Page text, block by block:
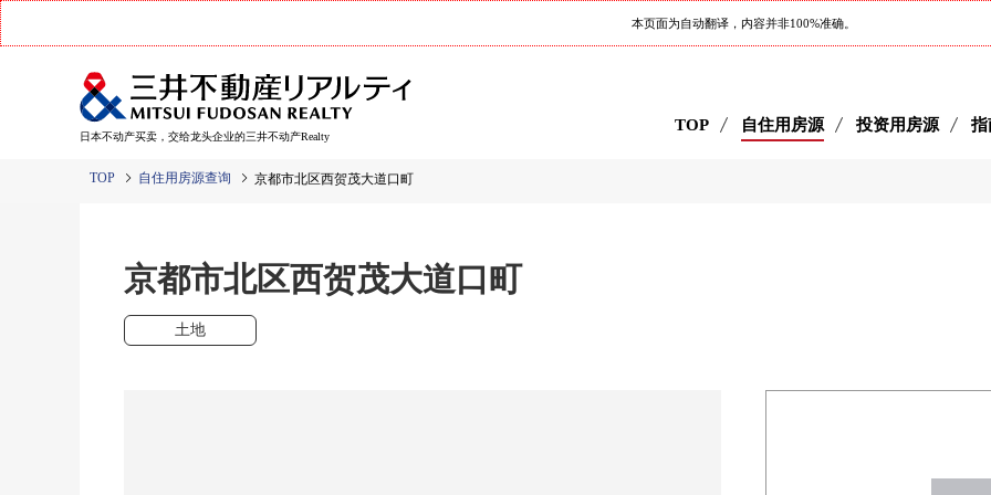
本页面为自动翻译，内容并非100%准确。
日本不动产买卖，交给龙头企业的三井不动产Realty
TOP 自住用房源 投资用房源 指
TOP 自住用房源查询 京都市北区西贺茂大道口町
京都市北区西贺茂大道口町
土地